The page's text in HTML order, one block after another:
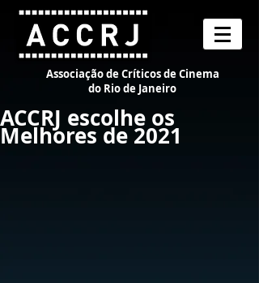
Associação de Críticos de Cinema
do Rio de Janeiro
ACCRJ escolhe os
Melhores de 2021